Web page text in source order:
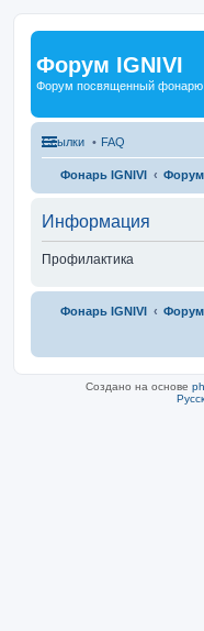
Форум IGNIVI
Форум посвященный фонарю
Ссылки FAQ
Фонарь IGNIVI Форум
Информация
Профилактика
Фонарь IGNIVI Форум
Создано на основе